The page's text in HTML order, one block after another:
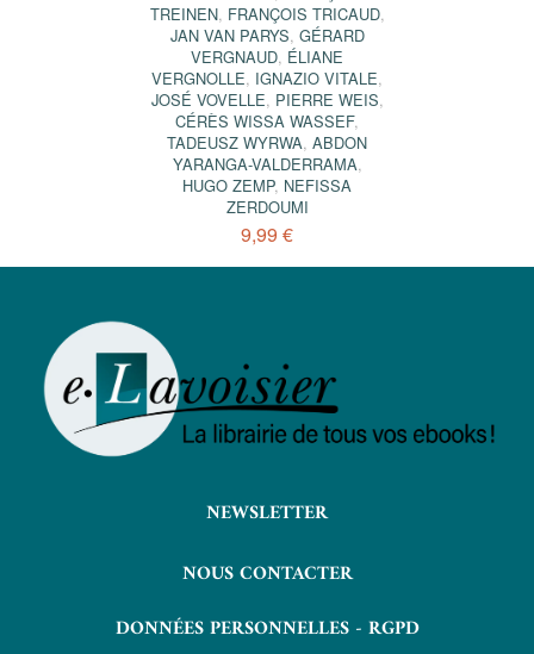
TREINEN, FRANÇOIS TRICAUD,
JAN VAN PARYS, GÉRARD
VERGNAUD, ÉLIANE
VERGNOLLE, IGNAZIO VITALE,
JOSÉ VOVELLE, PIERRE WEIS,
CÉRÈS WISSA WASSEF,
TADEUSZ WYRWA, ABDON
YARANGA-VALDERRAMA,
HUGO ZEMP, NEFISSA
ZERDOUMI
9,99 €
NEWSLETTER
NOUS CONTACTER
DONNÉES PERSONNELLES - RGPD